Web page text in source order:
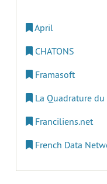
April
CHATONS
Framasoft
La Quadrature
Franciliens.net
French Data